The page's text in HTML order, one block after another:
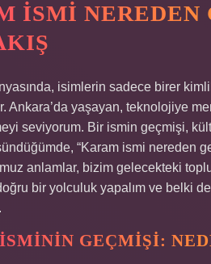
İSMI NEREDEN
isimlerin sadece birer
Ankara’da yaşayan, teknolojiye
seviyorum. Bir ismin geçmişi,
“Karam ismi nereden
anlamlar, bizim gelecekteki
bir yolculuk yapalım ve belki de
GEÇMIŞI: